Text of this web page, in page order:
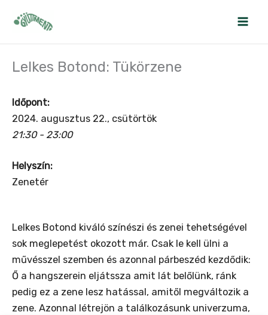
Lelkes Botond: Tükörzene
Időpont:
2024. augusztus 22., csütörtök
21:30 - 23:00
Helyszín:
Zenetér
Lelkes Botond kiváló színészi és zenei tehetségével
sok meglepetést okozott már. Csak le kell ülni a
művésszel szemben és azonnal párbeszéd kezdődik:
Ő a hangszerein eljátssza amit lát belőlünk, ránk
pedig ez a zene lesz hatással, amitől megváltozik a
zene. Azonnal létrejön a találkozásunk univerzuma,